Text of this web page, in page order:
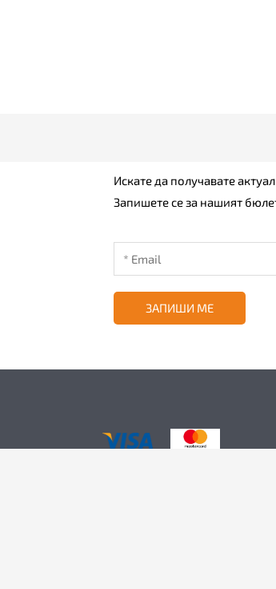
Искате да получавате
Запишете се за нашият
ЗАПИШИ МЕ